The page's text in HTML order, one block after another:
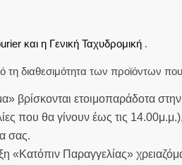
και η Γενική Ταχυδρομική.
διαθεσιμότητα των προϊόντων που
βρίσκονται ετοιμοπαράδοτα
που θα γίνουν έως τις
σας.
«Κατόπιν Παραγγελίας»